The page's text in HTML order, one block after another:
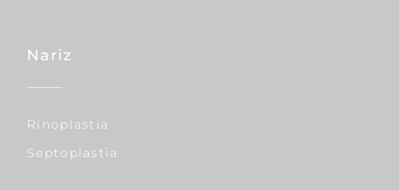
Nariz
Rinoplastia
Septoplastia